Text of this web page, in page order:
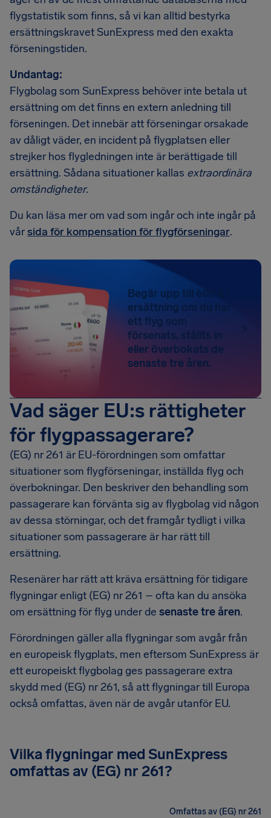
flygstatistik som finns, så vi kan alltid bestyrka
ersättningskravet SunExpress med den exakta
förseningstiden.
Undantag:
Flygbolag som SunExpress behöver inte betala ut
ersättning om det finns en extern anledning till
förseningen. Det innebär att förseningar orsakade
av dåligt väder, en incident på flygplatsen eller
strejker hos flygledningen inte är berättigade till
ersättning. Sådana situationer kallas extraordinära
omständigheter.
Du kan läsa mer om vad som ingår och inte ingår på
vårsida för kompensation för flygförseningar.
Begär upp till 600 € i
ersättning om du har
ett flyg som
försenats, ställts in
eller överbokats de
senaste tre åren.
Vad säger EU:s rättigheter
för flygpassagerare?
(EG) nr 261 är EU-förordningen som omfattar
situationer som flygförseningar, inställda flyg och
överbokningar. Den beskriver den behandling som
passagerare kan förvänta sig av flygbolag vid någon
av dessa störningar, och det framgår tydligt i vilka
situationer som passagerare är har rätt till
ersättning.
Resenärer har rätt att kräva ersättning för tidigare
flygningar enligt (EG) nr 261 – ofta kan du ansöka
om ersättning för flyg under de senaste tre åren.
Förordningen gäller alla flygningar som avgår från
en europeisk flygplats, men eftersom SunExpress är
ett europeiskt flygbolag ges passagerare extra
skydd med (EG) nr 261, så att flygningar till Europa
också omfattas, även när de avgår utanför EU.
Vilka flygningar med SunExpress
omfattas av (EG) nr 261?
Omfattas av (EG) nr 261